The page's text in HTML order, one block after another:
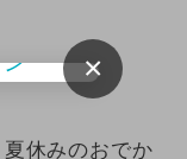
夏休みのおでか
×